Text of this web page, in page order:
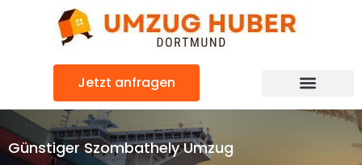
Jetzt anfragen
Günstiger Szombathely Umzug